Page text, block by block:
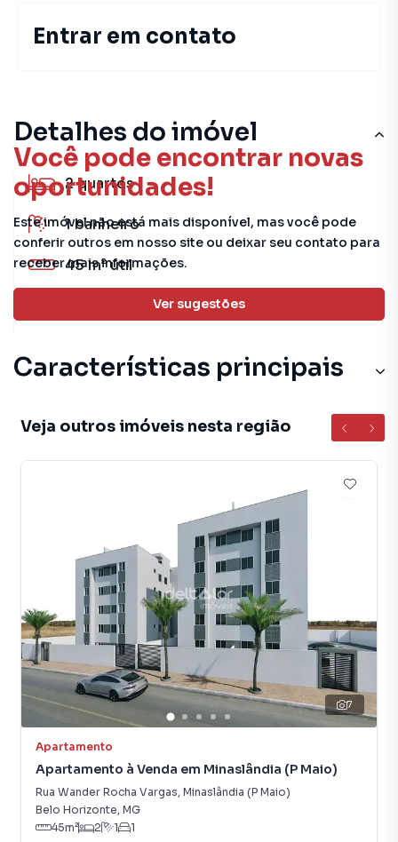
Você pode encontrar novas
oportunidades!
Este imóvel não está mais disponível, mas você pode
conferir outros em nosso site ou deixar seu contato para
receber mais informações.
Ver sugestões
Detalhes do imóvel
2quartos
1 banheiro
45 m²útil
Características principais
Entrada Lateral
Veja outros imóveis nesta região
7
Apartamento
Apartamento à Venda em Minaslândia (P Maio)
Rua Wander Rocha Vargas, Minaslândia (P Maio)
Belo Horizonte, MG
45m² 2 1 1
Entrar em contato